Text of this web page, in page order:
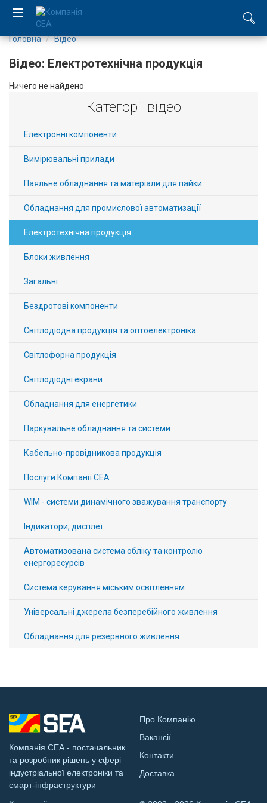
RU
Компанія
Каталог
Виробництво
Новини
Вакансії
Вхід/
авторизація
Виробники
Контакти
Доставка
Підтримка
Головна Відео
Відео: Електротехнічна продукція
Ничего не найдено
Категорії відео
Електронні компоненти
Вимірювальні прилади
Паяльне обладнання та матеріали для пайки
Обладнання для промислової автоматизації
Електротехнічна продукція
Блоки живлення
Загальні
Бездротові компоненти
Світлодіодна продукція та оптоелектроніка
Світлофорна продукція
Світлодіодні екрани
Обладнання для енергетики
Паркувальне обладнання та системи
Кабельно-провідникова продукція
Послуги Компанії СЕА
WIM - системи динамічного зважування транспорту
Індикатори, дисплеї
Автоматизована система обліку та контролю
енергоресурсів
Система керування міським освітленням
Універсальні джерела безперебійного живлення
Обладнання для резервного живлення
Компанія СЕА - постачальник
та розробник рішень у сфері
індустріальної електроніки та
смарт-інфраструктури
Про Компанію
Вакансії
Контакти
Доставка